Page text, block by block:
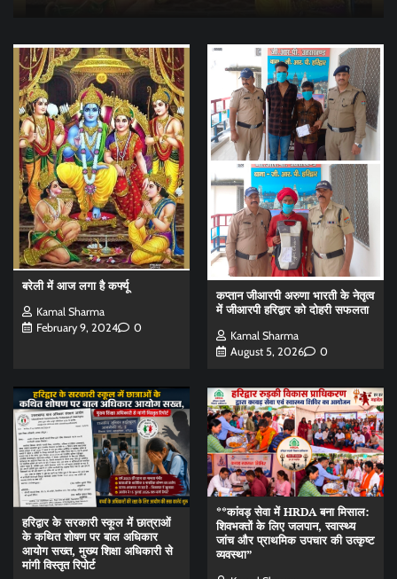
बरेली में आज लगा है कर्फ्यू
Kamal Sharma
February 9, 2024
0
कप्तान जीआरपी अरुणा भारती के नेतृत्व
में जीआरपी हरिद्वार को दोहरी सफलता
Kamal Sharma
August 5, 2026
0
हरिद्वार के सरकारी स्कूल में छात्राओं
के कथित शोषण पर बाल अधिकार
आयोग सख्त, मुख्य शिक्षा अधिकारी से
मांगी विस्तृत रिपोर्ट
**कांवड़ सेवा में HRDA बना मिसाल:
शिवभक्तों के लिए जलपान, स्वास्थ्य
जांच और प्राथमिक उपचार की उत्कृष्ट
व्यवस्था”